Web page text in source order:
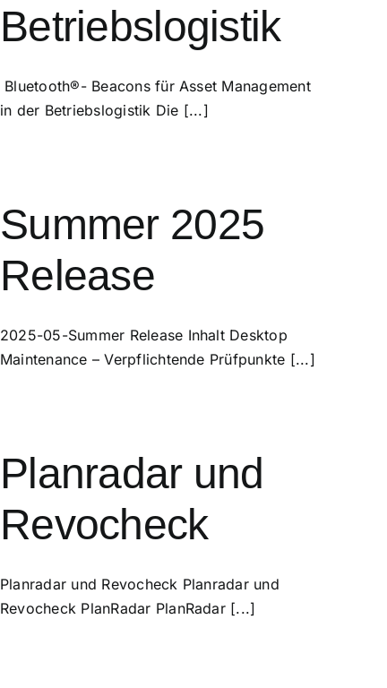
Betriebslogistik
Bluetooth®- Beacons für Asset Management
in der Betriebslogistik Die [...]
Summer 2025
Release
2025-05-Summer Release Inhalt Desktop
Maintenance – Verpflichtende Prüfpunkte [...]
Planradar und
Revocheck
Planradar und Revocheck Planradar und
Revocheck PlanRadar PlanRadar [...]